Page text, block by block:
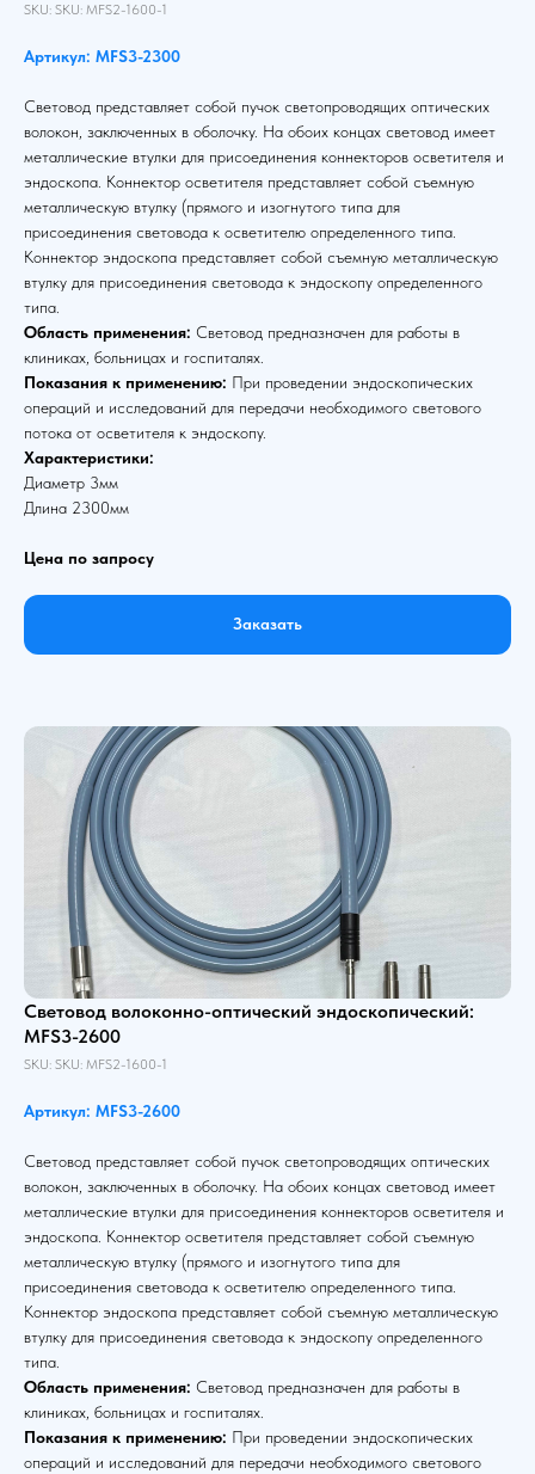
SKU: SKU: MFS2-1600-1
Артикул: MFS3-2300
Световод представляет собой пучок светопроводящих оптических
волокон, заключенных в оболочку. На обоих концах световод имеет
металлические втулки для присоединения коннекторов осветителя и
эндоскопа. Коннектор осветителя представляет собой съемную
металлическую втулку (прямого и изогнутого типа для
присоединения световода к осветителю определенного типа.
Коннектор эндоскопа представляет собой съемную металлическую
втулку для присоединения световода к эндоскопу определенного
типа.
Область применения: Световод предназначен для работы в
клиниках, больницах и госпиталях.
Показания к применению: При проведении эндоскопических
операций и исследований для передачи необходимого светового
потока от осветителя к эндоскопу.
Характеристики:
Диаметр 3мм
Длина 2300мм
Цена по запросу
Заказать
Световод волоконно-оптический эндоскопический:
MFS3-2600
SKU: SKU: MFS2-1600-1
Артикул: MFS3-2600
Световод представляет собой пучок светопроводящих оптических
волокон, заключенных в оболочку. На обоих концах световод имеет
металлические втулки для присоединения коннекторов осветителя и
эндоскопа. Коннектор осветителя представляет собой съемную
металлическую втулку (прямого и изогнутого типа для
присоединения световода к осветителю определенного типа.
Коннектор эндоскопа представляет собой съемную металлическую
втулку для присоединения световода к эндоскопу определенного
типа.
Область применения: Световод предназначен для работы в
клиниках, больницах и госпиталях.
Показания к применению: При проведении эндоскопических
операций и исследований для передачи необходимого светового